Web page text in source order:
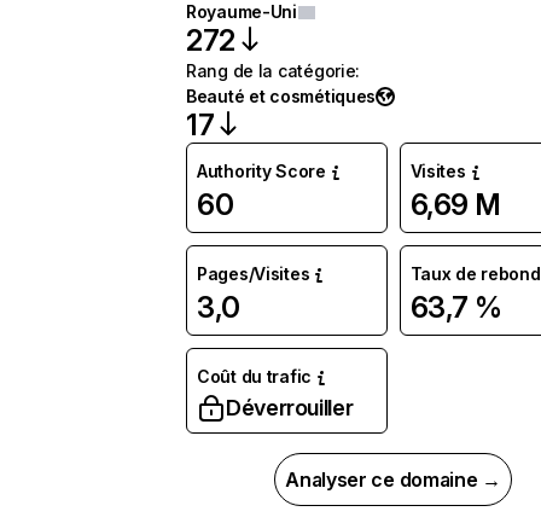
Royaume-Uni
272
Rang de la catégorie:
Beauté et cosmétiques
17
Authority Score
60
Visites
6,69 M
Pages/Visites
3,0
Taux de rebond
63,7 %
Coût du trafic
Déverrouiller
Analyser ce domaine →